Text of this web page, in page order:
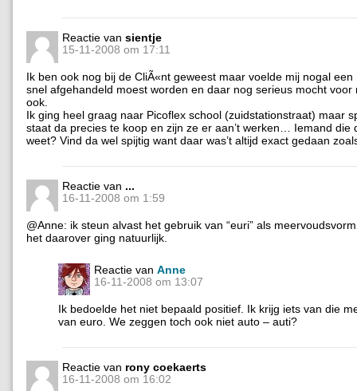
Reactie van sientje
15-11-2008 om 17:11
Ik ben ook nog bij de CliÃ«nt geweest maar voelde mij nogal
snel afgehandeld moest worden en daar nog serieus mocht voor
ook.
Ik ging heel graag naar Picoflex school (zuidstationstraat) maar
staat da precies te koop en zijn ze er aan’t werken… Iemand die
weet? Vind da wel spijtig want daar was’t altijd exact gedaan
Reactie van ...
16-11-2008 om 1:59
@Anne: ik steun alvast het gebruik van “euri” als
het daarover ging natuurlijk.
Reactie van Anne
16-11-2008 om 13:07
Ik bedoelde het niet bepaald positief. Ik krijg iets van die
van euro. We zeggen toch ook niet auto – auti?
Reactie van rony coekaerts
16-11-2008 om 16:02